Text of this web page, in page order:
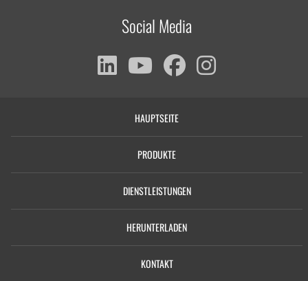
Social Media
HAUPTSEITE
PRODUKTE
DIENSTLEISTUNGEN
HERUNTERLADEN
KONTAKT